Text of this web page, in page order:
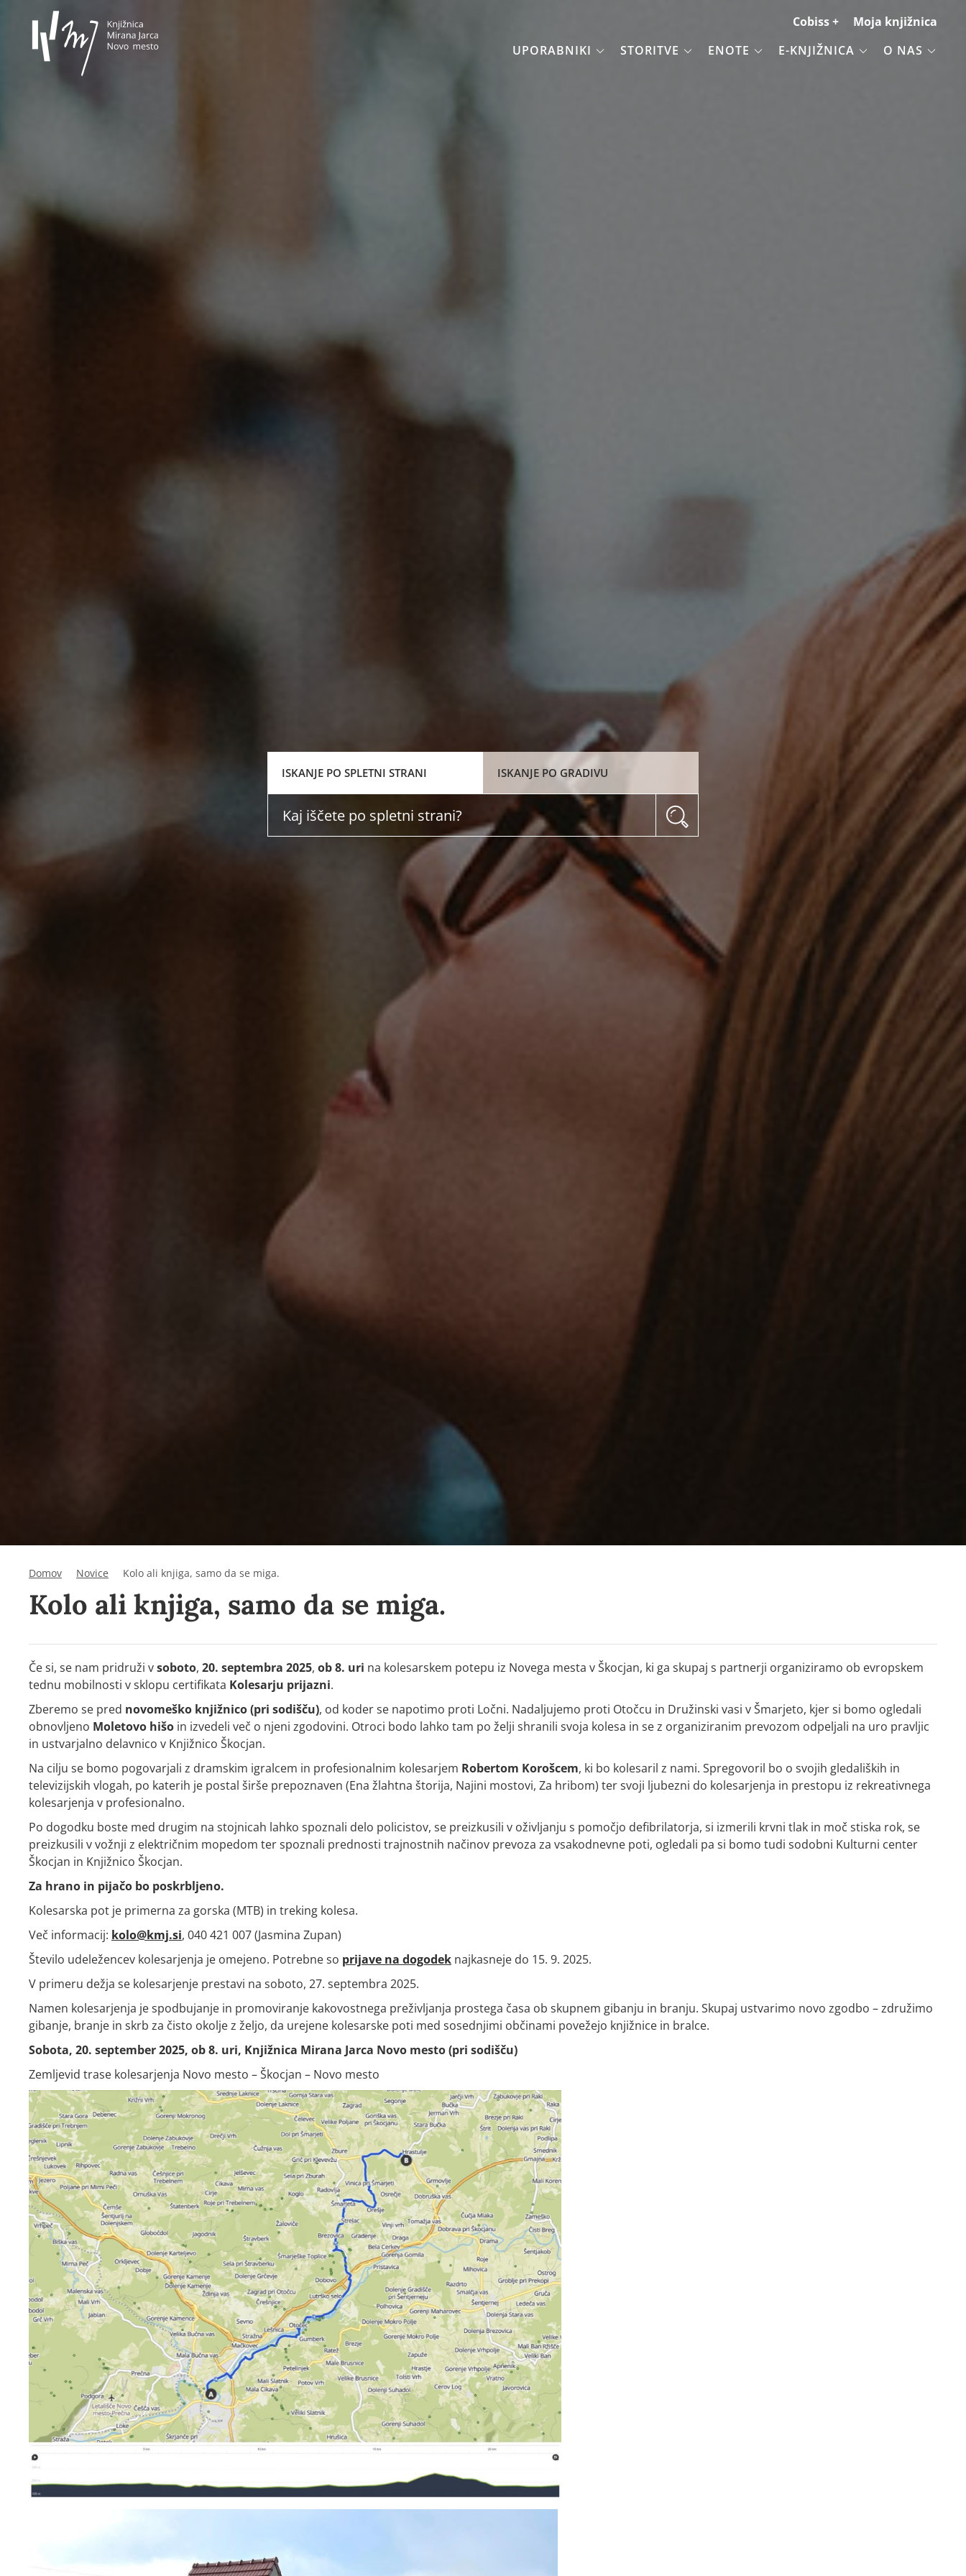
Cobiss +
Moja knjižnica
UPORABNIKI
STORITVE ENOTE E-KNJIŽNICA O NAS
ISKANJE PO SPLETNI STRANI ISKANJE PO GRADIVU
ISKANJE
Domov Novice Kolo ali knjiga, samo da se miga.
Kolo ali knjiga, samo da se miga.
Če si, se nam pridruži vsoboto, 20. septembra 2025, ob 8. uri na kolesarskem potepu iz Novega mesta v Škocjan, ki ga skupaj s partnerji organiziramo ob evropskem
tednu mobilnosti v sklopu certifikata Kolesarju prijazni.
Zberemo se pred novomeško knjižnico (pri sodišču), od koder se napotimo proti Ločni. Nadaljujemo proti Otočcu in Družinski vasi v Šmarjeto, kjer si bomo ogledali
obnovljeno Moletovo hišo in izvedeli več o njeni zgodovini. Otroci bodo lahko tam po želji shranili svoja kolesa in se z organiziranim prevozom odpeljali na uro pravljic
in ustvarjalno delavnico v Knjižnico Škocjan.
Na cilju se bomo pogovarjali z dramskim igralcem in profesionalnim kolesarjem Robertom Korošcem, ki bo kolesaril z nami. Spregovoril bo o svojih gledaliških in
televizijskih vlogah, po katerih je postal širše prepoznaven (Ena žlahtna štorija, Najini mostovi, Za hribom) ter svoji ljubezni do kolesarjenja in prestopu iz rekreativnega
kolesarjenja v profesionalno.
Po dogodku boste med drugim na stojnicah lahko spoznali delo policistov, se preizkusili v oživljanju s pomočjo defibrilatorja, si izmerili krvni tlak in moč stiska rok, se
preizkusili v vožnji z električnim mopedom ter spoznali prednosti trajnostnih načinov prevoza za vsakodnevne poti, ogledali pa si bomo tudi sodobni Kulturni center
Škocjan in Knjižnico Škocjan.
Za hrano in pijačo bo poskrbljeno.
Kolesarska pot je primerna za gorska (MTB) in treking kolesa.
Več informacij: kolo@kmj.si, 040 421 007 (Jasmina Zupan)
Število udeležencev kolesarjenja je omejeno. Potrebne so prijave na dogodek najkasneje do 15. 9. 2025.
V primeru dežja se kolesarjenje prestavi na soboto, 27. septembra 2025.
Namen kolesarjenja je spodbujanje in promoviranje kakovostnega preživljanja prostega časa ob skupnem gibanju in branju. Skupaj ustvarimo novo zgodbo – združimo
gibanje, branje in skrb za čisto okolje z željo, da urejene kolesarske poti med sosednjimi občinami povežejo knjižnice in bralce.
Sobota, 20. september 2025, ob 8. uri, Knjižnica Mirana Jarca Novo mesto (pri sodišču)
Zemljevid trase kolesarjenja Novo mesto – Škocjan – Novo mesto